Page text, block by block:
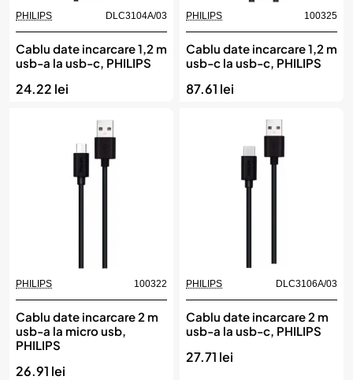
PHILIPS DLC3104A/03
Cablu date incarcare 1,2 m
usb-a la usb-c, PHILIPS
24.22 lei
PHILIPS 100325
Cablu date incarcare 1,2 m
usb-c la usb-c, PHILIPS
87.61 lei
PHILIPS 100322
Cablu date incarcare 2 m
usb-a la micro usb,
PHILIPS
26.91 lei
PHILIPS DLC3106A/03
Cablu date incarcare 2 m
usb-a la usb-c, PHILIPS
27.71 lei